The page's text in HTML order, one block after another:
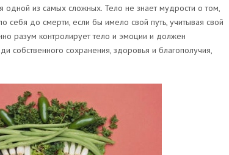
одной из самых сложных. Тело не знает мудрости о том,
себя до смерти, если бы имело свой путь, учитывая свой
разум контролирует тело и эмоции и должен
собственного сохранения, здоровья и благополучия,